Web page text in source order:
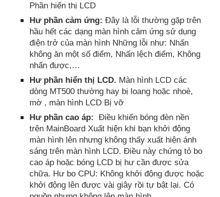
Phần hiển thị LCD
Hư phần cảm ứng:Đây là lỗi thường gặp trên
hầu hết các dạng màn hình cảm ứng sử dụng
điện trở của màn hình Những lỗi như: Nhấn
không ăn một số điểm, Nhấn lệch điểm, Không
nhấn được,…
Hư phần hiển thị LCD. Màn hình LCD các
dòng MT500 thường hay bị loang hoặc nhoè,
mờ , màn hình LCD Bị vỡ
Hư phần cao áp: Điều khiển bóng đèn nền
trên MainBoard Xuất hiện khi bạn khởi động
màn hình lên nhưng không thấy xuất hiện ánh
sáng trên màn hình LCD. Điều này chứng tỏ bo
cao áp hoặc bóng LCD bị hư cần được sửa
chữa. Hư bo CPU: Không khởi động được hoặc
khởi động lên được vài giây rồi tự bật lại. Có